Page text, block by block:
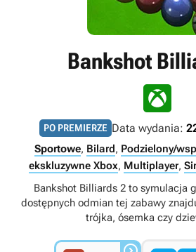
Bankshot
PO PREMIERZE Data wydania:
Sportowe, Bilard, Podzielony/
ekskluzywne Xbox, Multiplayer,
Bankshot Billiards 2 to symulacja
dostępnych odmian tej zabawy
trójka, ósemka czy